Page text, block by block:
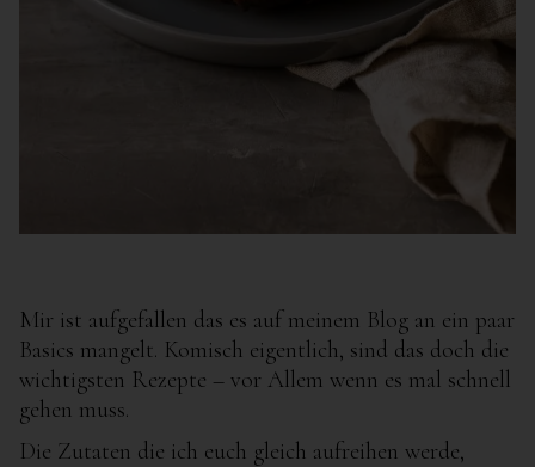
Mir ist aufgefallen das es auf meinem Blog an ein paar
Basics mangelt. Komisch eigentlich, sind das doch die
wichtigsten Rezepte – vor Allem wenn es mal schnell
gehen muss.
Die Zutaten die ich euch gleich aufreihen werde,